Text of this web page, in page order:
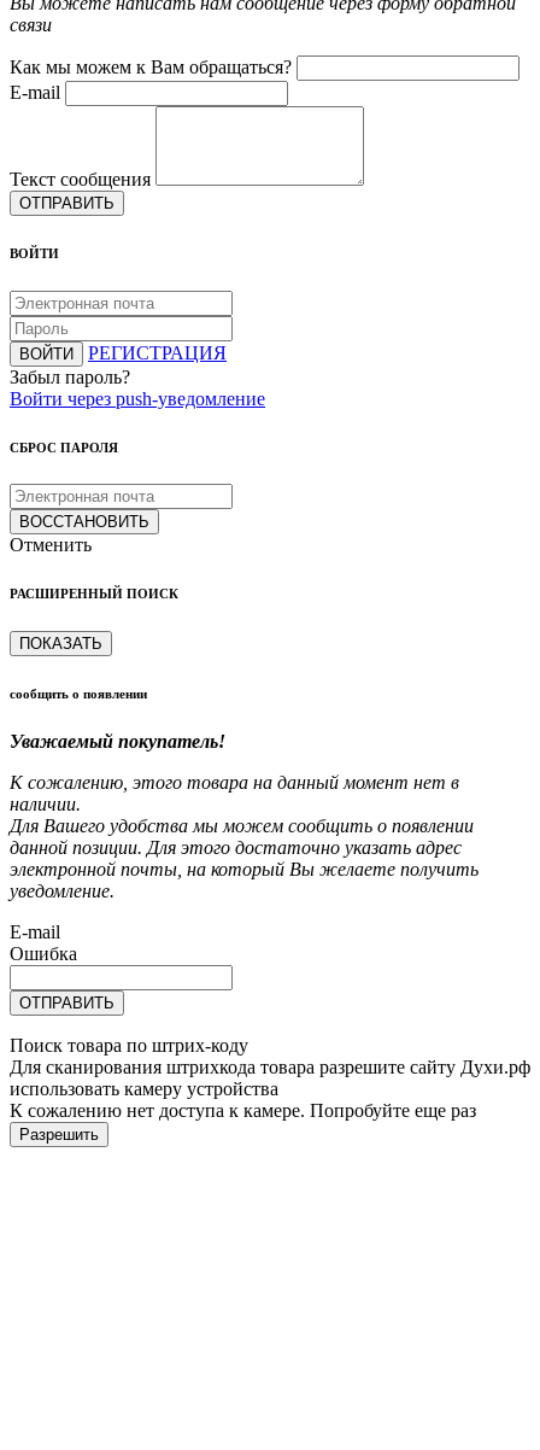
связи
Как мы можем к Вам обращаться?
E-mail
Текст сообщения
ОТПРАВИТЬ
ВОЙТИ
ВОЙТИ
РЕГИСТРАЦИЯ
Забыл пароль?
Войти через push-уведомление
СБРОС ПАРОЛЯ
ВОССТАНОВИТЬ
Отменить
РАСШИРЕННЫЙ ПОИСК
ПОКАЗАТЬ
сообщить о появлении
Уважаемый покупатель!
К сожалению, этого товара на данный момент нет в
наличии.
Для Вашего удобства мы можем сообщить о появлении
данной позиции. Для этого достаточно указать адрес
электронной почты, на который Вы желаете получить
уведомление.
E-mail
Ошибка
ОТПРАВИТЬ
Поиск товара по штрих-коду
Для сканирования штрихкода товара разрешите сайту Духи.рф
использовать камеру устройства
К сожалению нет доступа к камере. Попробуйте еще раз
Разрешить